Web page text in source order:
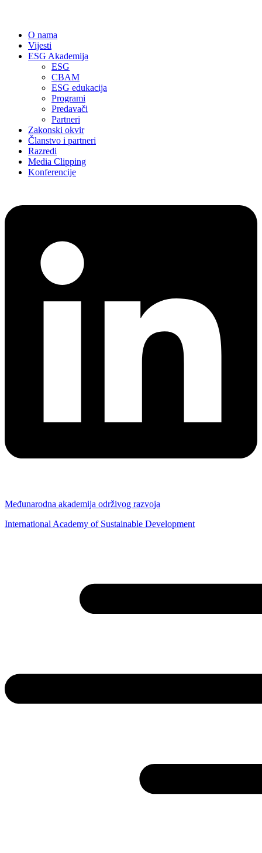
O nama
Vijesti
ESG Akademija
ESG
CBAM
ESG edukacija
Programi
Predavači
Partneri
Zakonski okvir
Članstvo i partneri
Razredi
Media Clipping
Konferencije
Međunarodna akademija održivog razvoja
International Academy of Sustainable Development